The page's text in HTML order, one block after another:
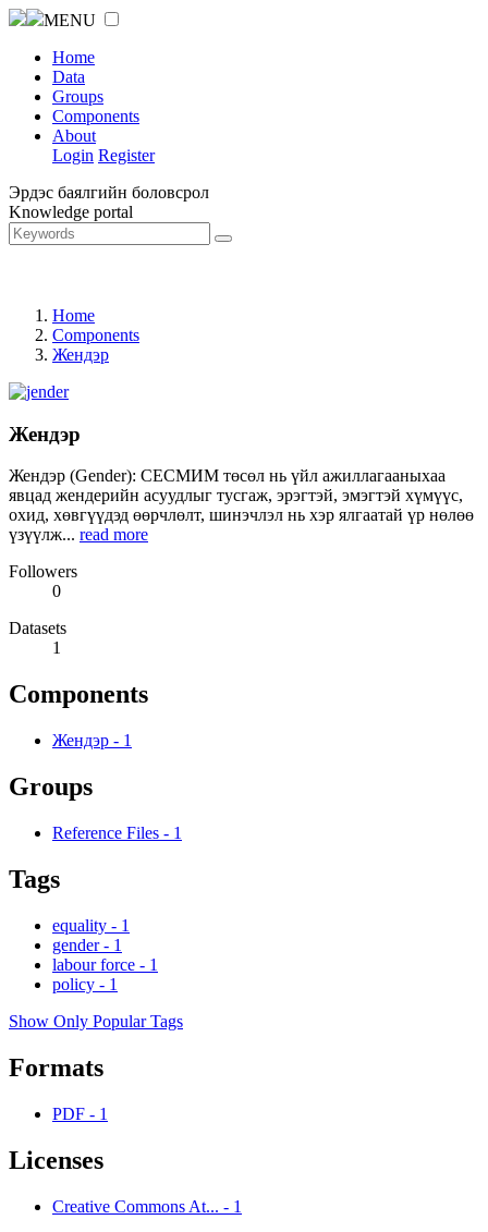
MENU
Home
Data
Groups
Components
About
Login Register
Эрдэс баялгийн боловсрол
Knowledge portal
Home
Components
Жендэр
Жендэр
Жендэр (Gender): СЕСМИМ төсөл нь үйл ажиллагааныхаа
явцад жендерийн асуудлыг тусгаж, эрэгтэй, эмэгтэй хүмүүс,
охид, хөвгүүдэд өөрчлөлт, шинэчлэл нь хэр ялгаатай үр нөлөө
үзүүлж... read more
Followers
0
Datasets
1
Components
Жендэр - 1
Groups
Reference Files - 1
Tags
equality - 1
gender - 1
labour force - 1
policy - 1
Show Only Popular Tags
Formats
PDF - 1
Licenses
Creative Commons At... - 1